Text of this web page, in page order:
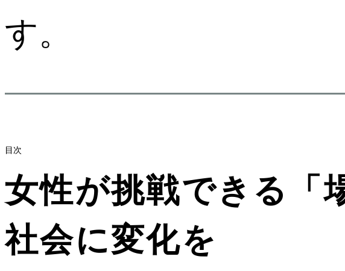
す。
目次
女性が挑戦できる「
社会に変化を